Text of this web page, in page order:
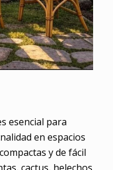
esencial para
en espacios
y de fácil